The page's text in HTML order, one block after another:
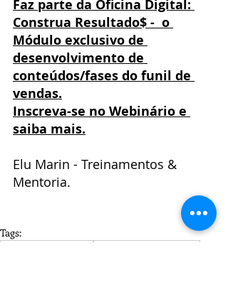
Faz parte da Oficina Digital:
Construa Resultado$ -  o
Módulo exclusivo de
desenvolvimento de
conteúdos/fases do funil de
vendas.
Inscreva-se no Webinário e
saiba mais.
Elu Marin - Treinamentos &
Mentoria.
Tags: